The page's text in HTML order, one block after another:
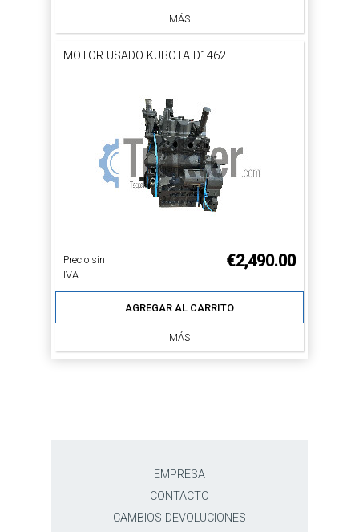
MÁS
MOTOR USADO KUBOTA D1462
Precio sin
IVA
€2,490.00
AGREGAR AL CARRITO
MÁS
EMPRESA
CONTACTO
CAMBIOS-DEVOLUCIONES